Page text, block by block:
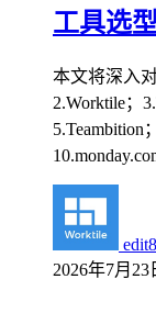
工具选
本文将深入
2.Worktile；
5.Teambition
2026年7月23